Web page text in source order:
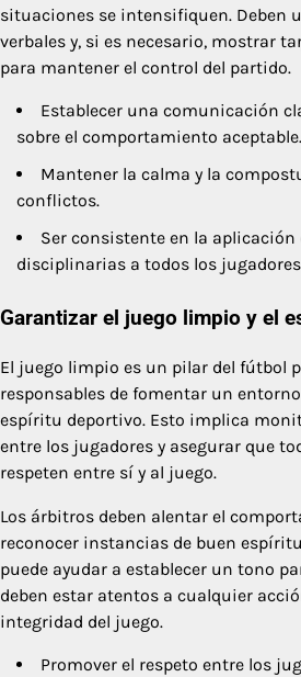
situaciones se intensifiquen. Deben
verbales y, si es necesario, mostrar
para mantener el control del partido.
Establecer una comunicación
sobre el comportamiento aceptable.
Mantener la calma y la
conflictos.
Ser consistente en la aplicación
disciplinarias a todos los
Garantizar el juego limpio y el
El juego limpio es un pilar del fútbol
responsables de fomentar un
espíritu deportivo. Esto implica
entre los jugadores y asegurar que
respeten entre sí y al juego.
Los árbitros deben alentar el
reconocer instancias de buen
puede ayudar a establecer un tono
deben estar atentos a cualquier
integridad del juego.
Promover el respeto entre los